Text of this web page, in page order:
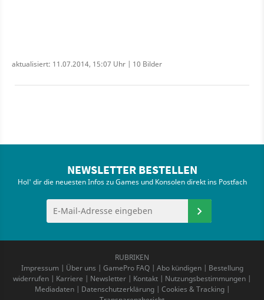
aktualisiert: 11.07.2014, 15:07 Uhr | 10 Bilder
NEWSLETTER BESTELLEN
Hol' dir die neuesten Infos zu Games und Konsolen direkt ins Postfach
RUBRIKEN
Impressum| Über uns | GamePro FAQ| Abo kündigen| Bestellung
widerrufen | Karriere | Newsletter | Kontakt | Nutzungsbestimmungen |
Mediadaten| Datenschutzerklärung| Cookies & Tracking|